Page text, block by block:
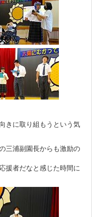
きに取り組もうという気
三浦副園長からも激励の
援者だなと感じた時間に